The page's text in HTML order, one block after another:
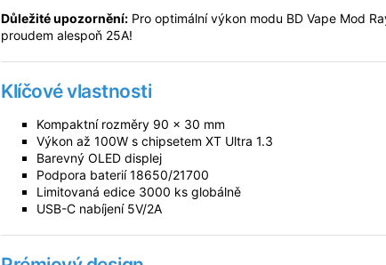
Důležité upozornění: Pro optimální výkon modu BD Vape Mod
proudem alespoň 25A!
Klíčové vlastnosti
Kompaktní rozměry 90 x 30 mm
Výkon až 100W s chipsetem XT Ultra 1.3
Barevný OLED displej
Podpora baterií 18650/21700
Limitovaná edice 3000 ks globálně
USB-C nabíjení 5V/2A